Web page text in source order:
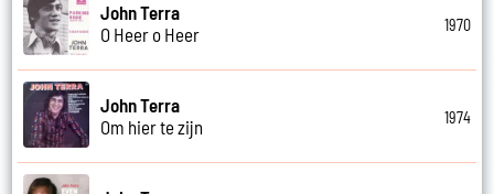
John Terra
O Heer o Heer
1970
John Terra
Om hier te zijn
1974